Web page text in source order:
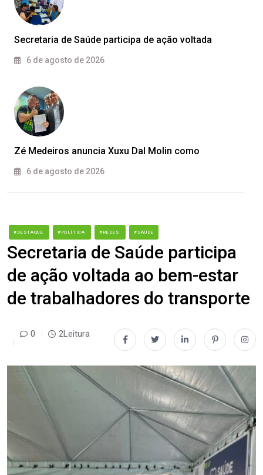
Secretaria de Saúde participa de ação voltada
6 de agosto de 2026
Zé Medeiros anuncia Xuxu Dal Molin como
6 de agosto de 2026
#DESTAQUE #POLÍTICA #REDES #SAÚDE
Secretaria de Saúde participa
de ação voltada ao bem-estar
de trabalhadores do transporte
0 2Leitura